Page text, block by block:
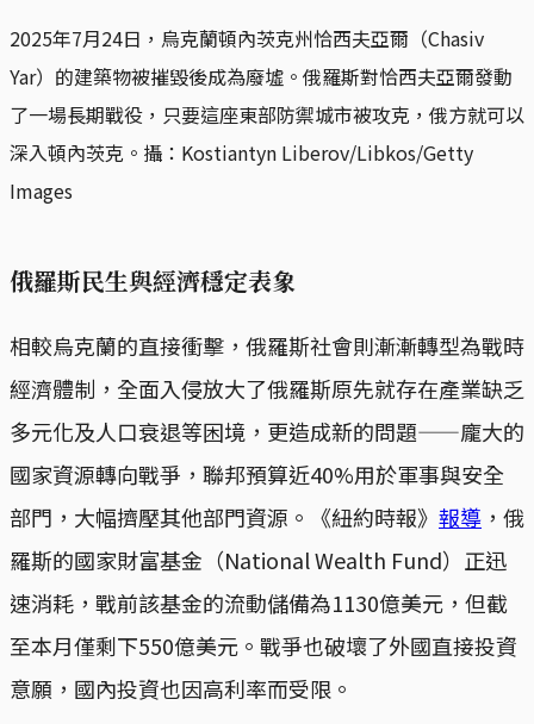
2025年7月24日，烏克蘭頓內茨克州恰西夫亞爾（Chasiv
Yar）的建築物被摧毀後成為廢墟。俄羅斯對恰西夫亞爾發動
了一場長期戰役，只要這座東部防禦城市被攻克，俄方就可以
深入頓內茨克。攝：Kostiantyn Liberov/Libkos/Getty
Images
俄羅斯民生與經濟穩定表象
相較烏克蘭的直接衝擊，俄羅斯社會則漸漸轉型為戰時
經濟體制，全面入侵放大了俄羅斯原先就存在產業缺乏
多元化及人口衰退等困境，更造成新的問題——龐大的
國家資源轉向戰爭，聯邦預算近40%用於軍事與安全
部門，大幅擠壓其他部門資源。《紐約時報》 報導 ，俄
羅斯的國家財富基金（National Wealth Fund）正迅
速消耗，戰前該基金的流動儲備為1130億美元，但截
至本月僅剩下550億美元。戰爭也破壞了外國直接投資
意願，國內投資也因高利率而受限。